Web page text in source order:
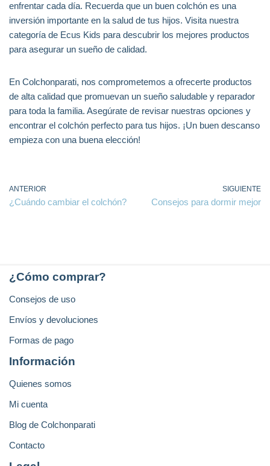
enfrentar cada día. Recuerda que un buen colchón es una
inversión importante en la salud de tus hijos. Visita nuestra
categoría de Ecus Kids para descubrir los mejores productos
para asegurar un sueño de calidad.
En Colchonparati, nos comprometemos a ofrecerte productos
de alta calidad que promuevan un sueño saludable y reparador
para toda la familia. Asegúrate de revisar nuestras opciones y
encontrar el colchón perfecto para tus hijos. ¡Un buen descanso
empieza con una buena elección!
ANTERIOR
¿Cuándo cambiar el colchón?
SIGUIENTE
Consejos para dormir mejor
¿Cómo comprar?
Consejos de uso
Envíos y devoluciones
Formas de pago
Información
Quienes somos
Mi cuenta
Blog de Colchonparati
Contacto